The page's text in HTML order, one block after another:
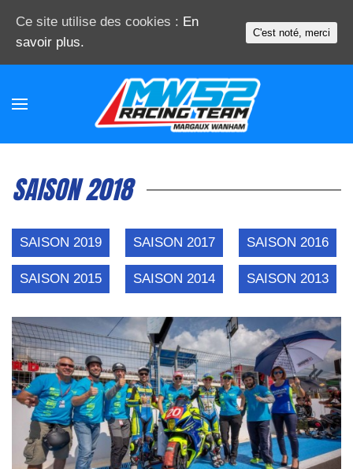
SAISON 2018
SAISON 2019 SAISON 2017 SAISON 2016
SAISON 2015 SAISON 2014 SAISON 2013
Ce site utilise des cookies : En
savoir plus.
C'est noté, merci